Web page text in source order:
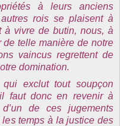
à leurs anciens
rois se plaisent à
à vivre de butin, nous, à
de telle manière de notre
vaincus regrettent de
domination.
exclut tout soupçon
il faut donc en revenir à
de ces jugements
temps à la justice des